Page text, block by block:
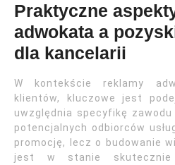
Praktyczne
adwokata a
dla kancelarii
W kontekście reklamy
klientów, kluczowe jest
uwzględnia specyfikę
potencjalnych odbiorców
promocję, lecz o budowanie
jest w stanie skutecznie